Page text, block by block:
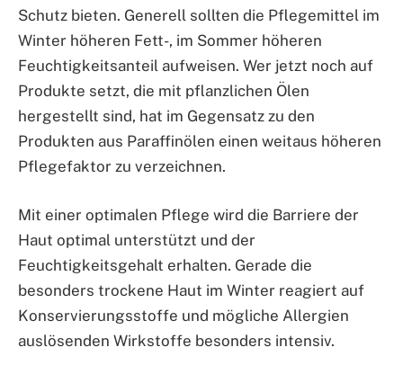
Schutz bieten. Generell sollten die Pflegemittel im
Winter höheren Fett-, im Sommer höheren
Feuchtigkeitsanteil aufweisen. Wer jetzt noch auf
Produkte setzt, die mit pflanzlichen Ölen
hergestellt sind, hat im Gegensatz zu den
Produkten aus Paraffinölen einen weitaus höheren
Pflegefaktor zu verzeichnen.
Mit einer optimalen Pflege wird die Barriere der
Haut optimal unterstützt und der
Feuchtigkeitsgehalt erhalten. Gerade die
besonders trockene Haut im Winter reagiert auf
Konservierungsstoffe und mögliche Allergien
auslösenden Wirkstoffe besonders intensiv.